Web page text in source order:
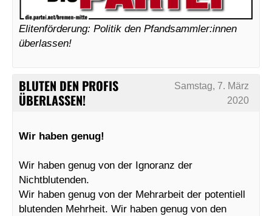
Elitenförderung: Politik den Pfandsammler:innen
überlassen!
BLUTEN DEN PROFIS
ÜBERLASSEN!
Samstag, 7. März
2020
Wir haben genug!
Wir haben genug von der Ignoranz der
Nichtblutenden.
Wir haben genug von der Mehrarbeit der potentiell
blutenden Mehrheit. Wir haben genug von den